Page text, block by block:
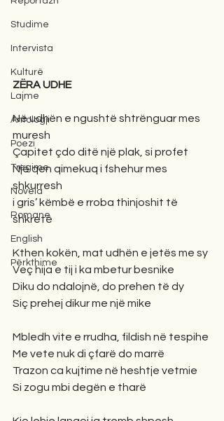
Studime
Intervista
Kulturë
Lajme
Antologji
Poezi
Tregime
Novela
Romane
English
Përkthime
ZËRA UDHE
Në udhën e ngushtë shtrënguar mes
muresh
Çapitet çdo ditë një plak, si profet
Një qen qimekuq i fshehur mes
shkurresh
i gris’ këmbë e rroba thinjoshit të
shkretë
Kthen kokën, mat udhën e jetës me sy
Veç hija e tij i ka mbetur besnike
Diku do ndalojnë, do prehen të dy
Siç prehej dikur me një mike
Mbledh vite e rrudha, fildish në tespihe
Me vete nuk di çfarë do marrë
Trazon ca kujtime në heshtje vetmie
Si zogu mbi degën e tharë